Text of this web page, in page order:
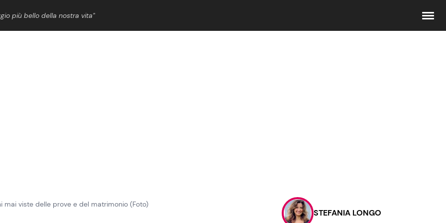
più bello della nostra vita”
Contattaci
Pubblicità
mai viste delle prove e del matrimonio (Foto)
STEFANIA LONGO